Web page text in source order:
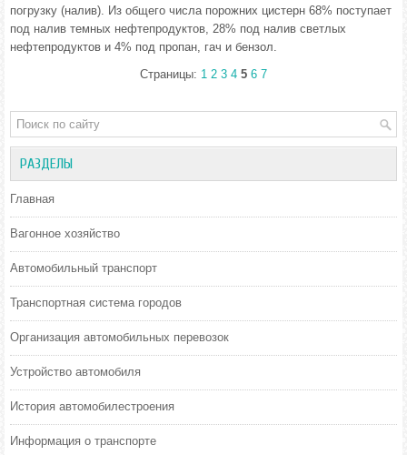
погрузку (налив). Из общего числа порожних цистерн 68% поступает
под налив темных нефтепродуктов, 28% под налив светлых
нефтепродуктов и 4% под пропан, гач и бензол.
Страницы: 1 2 3 4 5 6 7
РАЗДЕЛЫ
Главная
Вагонное хозяйство
Автомобильный транспорт
Транспортная система городов
Организация автомобильных перевозок
Устройство автомобиля
История автомобилестроения
Информация о транспорте